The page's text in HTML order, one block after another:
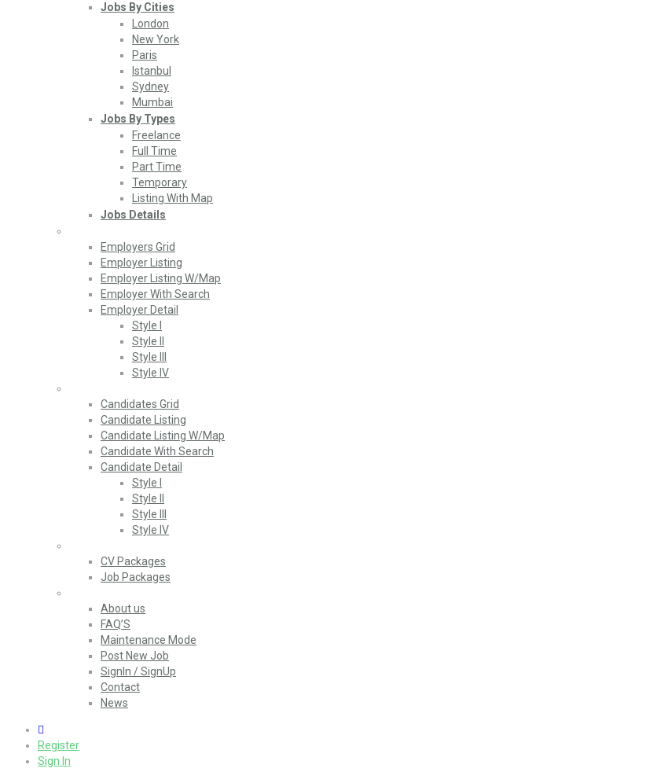
Jobs By Cities
London
New York
Paris
Istanbul
Sydney
Mumbai
Jobs By Types
Freelance
Full Time
Part Time
Temporary
Listing With Map
Jobs Details
Employers Grid
Employer Listing
Employer Listing W/Map
Employer With Search
Employer Detail
Style I
Style II
Style III
Style IV
Candidates Grid
Candidate Listing
Candidate Listing W/Map
Candidate With Search
Candidate Detail
Style I
Style II
Style III
Style IV
CV Packages
Job Packages
About us
FAQ’S
Maintenance Mode
Post New Job
SignIn / SignUp
Contact
News
Register
Sign In